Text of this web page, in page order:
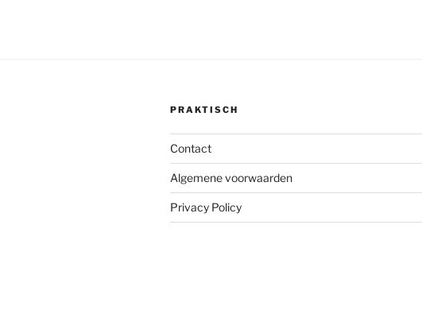
PRAKTISCH
Contact
Algemene voorwaarden
Privacy Policy